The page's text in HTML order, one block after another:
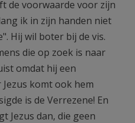
de voorwaarde voor zijn
ik in zijn handen niet
Hij wil boter bij de vis.
die op zoek is naar
omdat hij een
komt ook hem
is de Verrezene! En
Jezus dan, die geen